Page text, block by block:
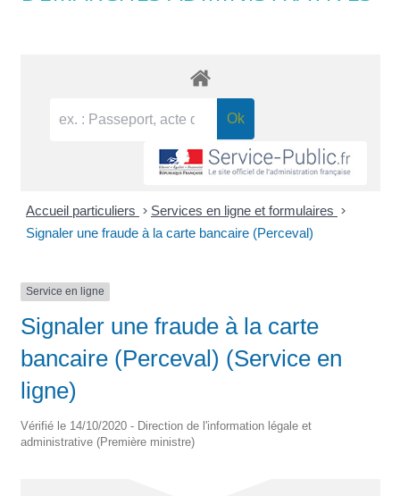
Accueil particuliers > Services en ligne et formulaires >
Signaler une fraude à la carte bancaire (Perceval)
Service en ligne
Signaler une fraude à la carte
bancaire (Perceval) (Service en
ligne)
Vérifié le 14/10/2020 - Direction de l'information légale et
administrative (Première ministre)